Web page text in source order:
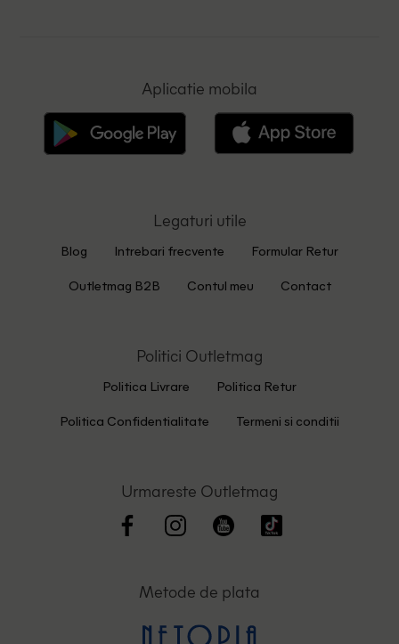
Aplicatie mobila
Legaturi utile
Blog Intrebari frecvente Formular Retur
Outletmag B2B Contul meu Contact
Politici Outletmag
Politica Livrare Politica Retur
Politica Confidentialitate Termeni si conditii
Urmareste Outletmag
Metode de plata